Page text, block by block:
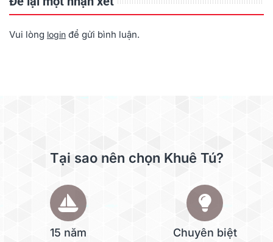
Vui lòng login để gửi bình luận.
Tại sao nên chọn Khuê Tú?
15 năm Chuyên biệt